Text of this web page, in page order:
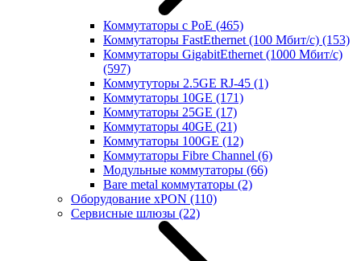
Коммутаторы с PoE (465)
Коммутаторы FastEthernet (100 Мбит/с) (153)
Коммутаторы GigabitEthernet (1000 Мбит/с)
(597)
Коммутуторы 2.5GE RJ-45 (1)
Коммутаторы 10GE (171)
Коммутаторы 25GE (17)
Коммутаторы 40GE (21)
Коммутаторы 100GE (12)
Коммутаторы Fibre Channel (6)
Модульные коммутаторы (66)
Bare metal коммутаторы (2)
Оборудование xPON (110)
Сервисные шлюзы (22)